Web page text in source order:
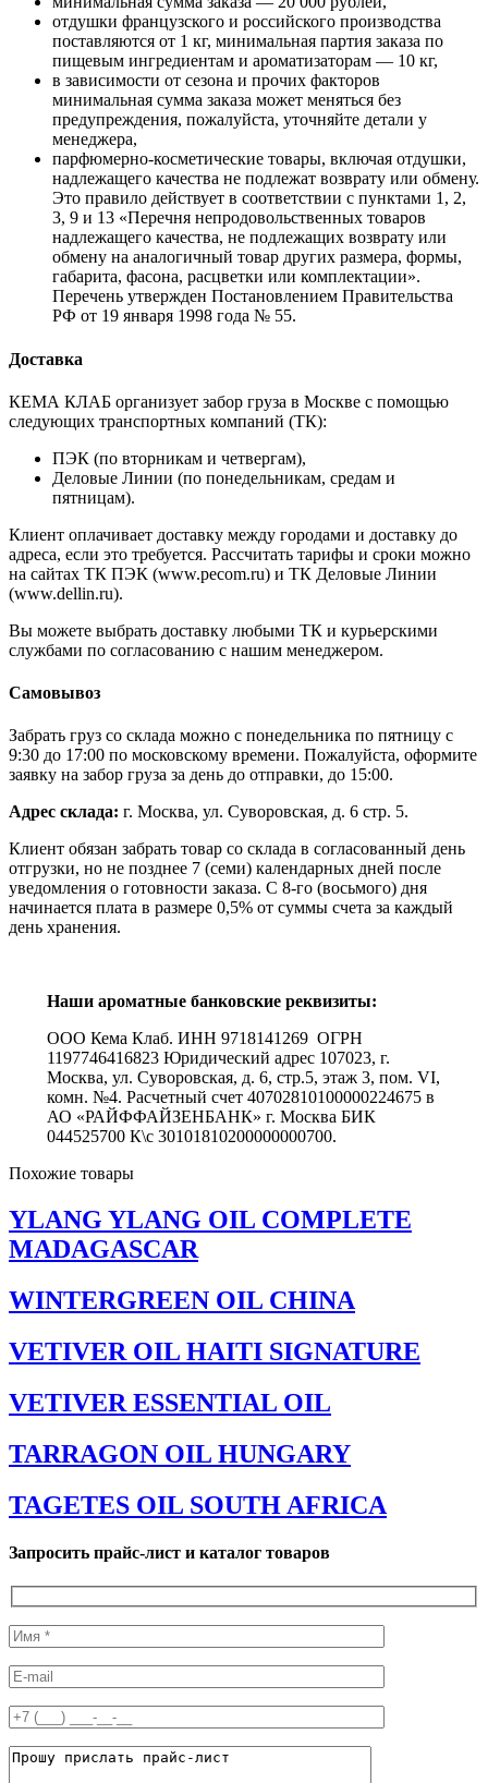
отдушки французского и российского производства
поставляются от 1 кг, минимальная партия заказа по
пищевым ингредиентам и ароматизаторам — 10 кг,
в зависимости от сезона и прочих факторов
минимальная сумма заказа может меняться без
предупреждения, пожалуйста, уточняйте детали у
менеджера,
парфюмерно-косметические товары, включая отдушки,
надлежащего качества не подлежат возврату или обмену.
Это правило действует в соответствии с пунктами 1, 2,
3, 9 и 13 «Перечня непродовольственных товаров
надлежащего качества, не подлежащих возврату или
обмену на аналогичный товар других размера, формы,
габарита, фасона, расцветки или комплектации».
Перечень утвержден Постановлением Правительства
РФ от 19 января 1998 года № 55.
Доставка
КЕМА КЛАБ организует забор груза в Москве с помощью
следующих транспортных компаний (ТК):
ПЭК (по вторникам и четвергам),
Деловые Линии (по понедельникам, средам и
пятницам).
Клиент оплачивает доставку между городами и доставку до
адреса, если это требуется. Рассчитать тарифы и сроки можно
на сайтах ТК ПЭК (www.pecom.ru) и ТК Деловые Линии
(www.dellin.ru).
Вы можете выбрать доставку любыми ТК и курьерскими
службами по согласованию с нашим менеджером.
Самовывоз
Забрать груз со склада можно с понедельника по пятницу с
9:30 до 17:00 по московскому времени. Пожалуйста, оформите
заявку на забор груза за день до отправки, до 15:00.
Адрес склада: г. Москва, ул. Суворовская, д. 6 стр. 5.
Клиент обязан забрать товар со склада в согласованный день
отгрузки, но не позднее 7 (семи) календарных дней после
уведомления о готовности заказа. С 8-го (восьмого) дня
начинается плата в размере 0,5% от суммы счета за каждый
день хранения.
Наши ароматные банковские реквизиты:
ООО Кема Клаб. ИНН 9718141269 ОГРН
1197746416823 Юридический адрес 107023, г.
Москва, ул. Суворовская, д. 6, стр.5, этаж 3, пом. VI,
комн. №4. Расчетный счет 40702810100000224675 в
АО «РАЙФФАЙЗЕНБАНК» г. Москва БИК
044525700 К\с 30101810200000000700.
Похожие товары
YLANG YLANG OIL COMPLETE
MADAGASCAR
WINTERGREEN OIL CHINA
VETIVER OIL HAITI SIGNATURE
VETIVER ESSENTIAL OIL
TARRAGON OIL HUNGARY
TAGETES OIL SOUTH AFRICA
Запросить прайс-лист и каталог товаров